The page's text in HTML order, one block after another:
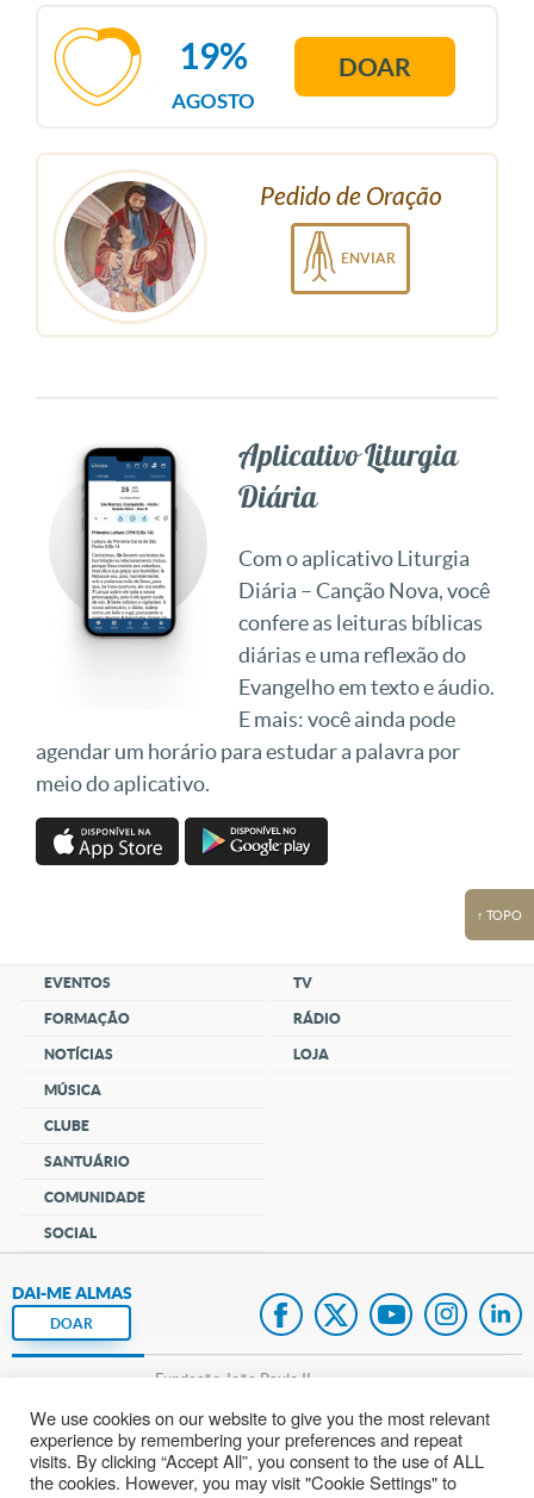
AGOSTO
19% DOAR
Pedido de Oração
ENVIAR
Aplicativo Liturgia
Diária
Com o aplicativo Liturgia
Diária – Canção Nova, você
confere as leituras bíblicas
diárias e uma reflexão do
Evangelho em texto e áudio.
E mais: você ainda pode
agendar um horário para estudar a palavra por
meio do aplicativo.
↑ TOPO
EVENTOS
FORMAÇÃO
NOTÍCIAS
MÚSICA
CLUBE
SANTUÁRIO
COMUNIDADE
SOCIAL
TV
RÁDIO
LOJA
DAI-ME ALMAS
DOAR
Fundação João Paulo II
Pedido de Oração
Mapa do site
We use cookies on our website to give you the most relevant
experience by remembering your preferences and repeat
visits. By clicking “Accept All”, you consent to the use of ALL
the cookies. However, you may visit "Cookie Settings" to